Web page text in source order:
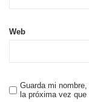
Web
Guarda mi
la próxima vez